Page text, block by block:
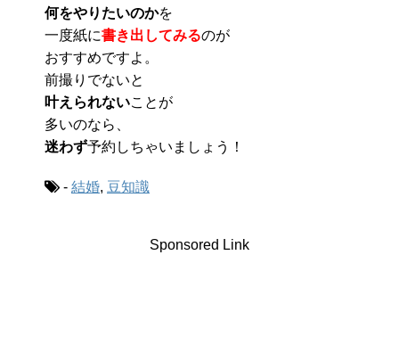
何をやりたいのかを
一度紙に書き出してみるのが
おすすめですよ。
前撮りでないと
叶えられないことが
多いのなら、
迷わず予約しちゃいましょう！
- 結婚, 豆知識
Sponsored Link